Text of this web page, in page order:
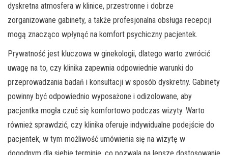
dyskretna atmosfera w klinice, przestronne i dobrze
zorganizowane gabinety, a także profesjonalna obsługa recepcji
mogą znacząco wpłynąć na komfort psychiczny pacjentek.
Prywatność jest kluczowa w ginekologii, dlatego warto zwrócić
uwagę na to, czy klinika zapewnia odpowiednie warunki do
przeprowadzania badań i konsultacji w sposób dyskretny. Gabinety
powinny być odpowiednio wyposażone i odizolowane, aby
pacjentka mogła czuć się komfortowo podczas wizyty. Warto
również sprawdzić, czy klinika oferuje indywidualne podejście do
pacjentek, w tym możliwość umówienia się na wizytę w